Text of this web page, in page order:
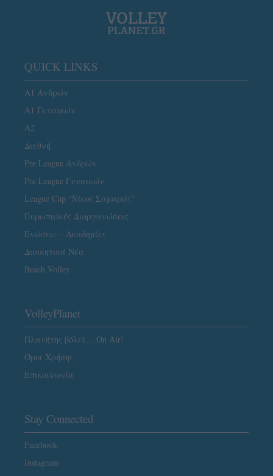
QUICK LINKS
Α1 Ανδρών
Α1 Γυναικών
A2
Διεθνή
Pre League Ανδρών
Pre League Γυναικών
League Cup “Νίκος Σαμαράς”
Ευρωπαϊκές Διοργανώσεις
Ενώσεις – Ακαδημίες
Διοικητικά Νέα
Beach Volley
VolleyPlanet
Πλανήτης βόλεϊ… On Air!
Όροι Χρήσης
Επικοινωνία
Stay Connected
Facebook
Instagram